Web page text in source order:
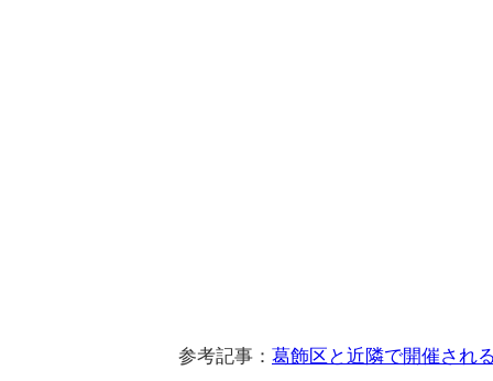
参考記事： 葛飾区と近隣で開催され